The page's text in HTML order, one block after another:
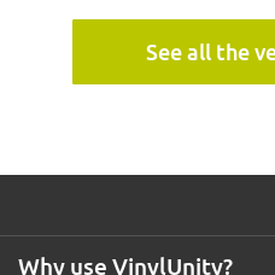
See all the
Why use VinylUnity?